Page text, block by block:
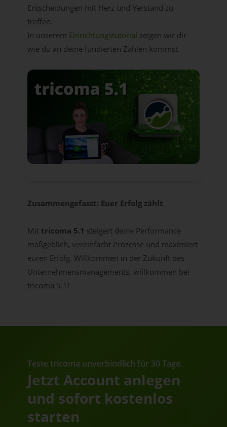
Entscheidungen mit Herz und Verstand zu
treffen.
In unserem Einrichtungstutorial zeigen wir dir
wie du an deine fundierten Zahlen kommst.
Zusammengefasst: Euer Erfolg zählt
Mit tricoma 5.1 steigert deine Performance
maßgeblich, vereinfacht Prozesse und maximiert
euren Erfolg. Willkommen in der Zukunft des
Unternehmensmanagements, willkommen bei
tricoma 5.1!
Teste tricoma unverbindlich für 30 Tage.
Jetzt Account anlegen
und sofort kostenlos
starten